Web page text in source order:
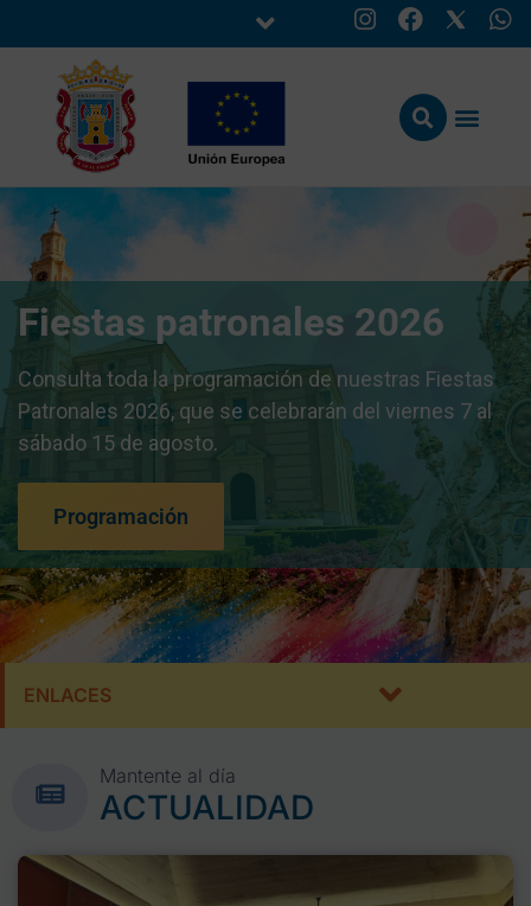
Fiestas patronales 2026
Consulta toda la programación de nuestras Fiestas
Patronales 2026, que se celebrarán del viernes 7 al
sábado 15 de agosto.
Programación
ENLACES
Mantente al día
ACTUALIDAD